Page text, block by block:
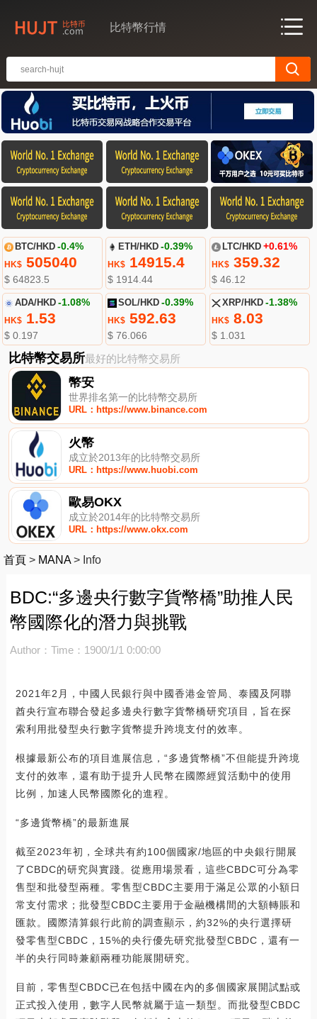
比特幣行情
BTC/HKD -0.4%
HK$505040
$ 64823.5
ETH/HKD -0.39%
HK$ 14915.4
$ 1914.44
LTC/HKD +0.61%
HK$359.32
$ 46.12
ADA/HKD -1.08%
HK$1.53
$ 0.197
SOL/HKD -0.39%
HK$ 592.63
$ 76.066
XRP/HKD -1.38%
HK$8.03
$ 1.031
比特幣交易所最好的比特幣交易所
幣安
世界排名第一的比特幣交易所
URL：https://www.binance.com
火幣
成立於2013年的比特幣交易所
URL：https://www.huobi.com
歐易OKX
成立於2014年的比特幣交易所
URL：https://www.okx.com
首頁 > MANA> Info
BDC:“多邊央行數字貨幣橋”助推人民
幣國際化的潛力與挑戰
Author： Time：1900/1/1 0:00:00
2021年2月，中國人民銀行與中國香港金管局、泰國及阿聯
酋央行宣布聯合發起多邊央行數字貨幣橋研究項目，旨在探
索利用批發型央行數字貨幣提升跨境支付的效率。
根據最新公布的項目進展信息，“多邊貨幣橋”不但能提升跨境
支付的效率，還有助于提升人民幣在國際經貿活動中的使用
比例，加速人民幣國際化的進程。
“多邊貨幣橋”的最新進展
截至2023年初，全球共有約100個國家/地區的中央銀行開展
了CBDC的研究與實踐。從應用場景看，這些CBDC可分為零
售型和批發型兩種。零售型CBDC主要用于滿足公眾的小額日
常支付需求；批發型CBDC主要用于金融機構間的大額轉賬和
匯款。國際清算銀行此前的調查顯示，約32%的央行選擇研
發零售型CBDC，15%的央行優先研究批發型CBDC，還有一
半的央行同時兼顧兩種功能展開研究。
目前，零售型CBDC已在包括中國在內的多個國家展開試點或
正式投入使用，數字人民幣就屬于這一類型。而批發型CBDC